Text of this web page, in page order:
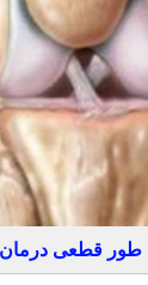
طور قطعی